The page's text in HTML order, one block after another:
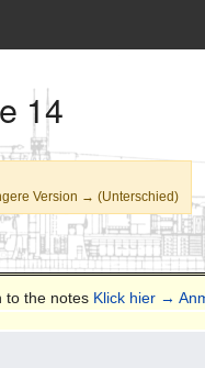
14
Version → (Unterschied)
to the notes Klick hier →